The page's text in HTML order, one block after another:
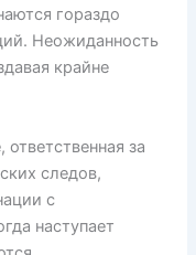
гораздо
Неожиданность
крайне
за
следов,
с
наступает